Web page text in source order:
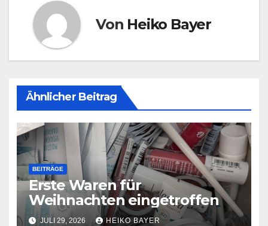
Von Heiko Bayer
Ähnlicher Beitrag
BEITRÄGE
Erste Waren für
Weihnachten eingetroffen
JULI 29, 2026 HEIKO BAYER